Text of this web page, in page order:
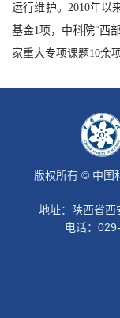
运行维护。2010年以
基金1项，中科院“西
家重大专项课题10余项
版权所有 © 中国
地址：陕西省
电话：